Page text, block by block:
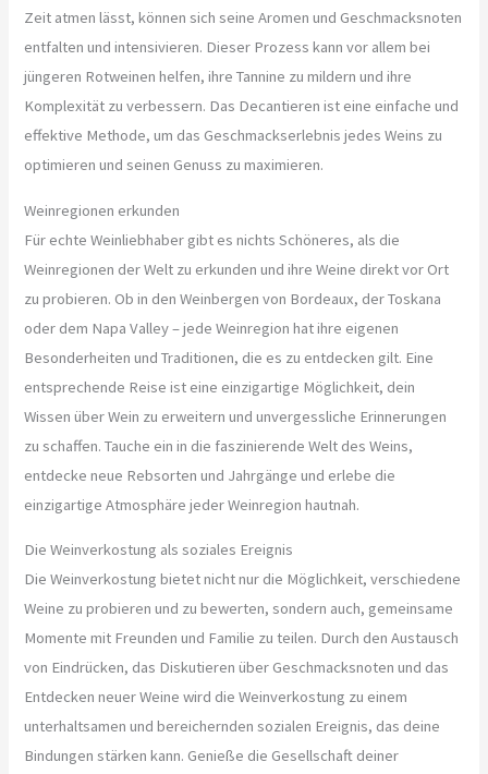
Zeit atmen lässt, können sich seine Aromen und Geschmacksnoten
entfalten und intensivieren. Dieser Prozess kann vor allem bei
jüngeren Rotweinen helfen, ihre Tannine zu mildern und ihre
Komplexität zu verbessern. Das Decantieren ist eine einfache und
effektive Methode, um das Geschmackserlebnis jedes Weins zu
optimieren und seinen Genuss zu maximieren.
Weinregionen erkunden
Für echte Weinliebhaber gibt es nichts Schöneres, als die
Weinregionen der Welt zu erkunden und ihre Weine direkt vor Ort
zu probieren. Ob in den Weinbergen von Bordeaux, der Toskana
oder dem Napa Valley – jede Weinregion hat ihre eigenen
Besonderheiten und Traditionen, die es zu entdecken gilt. Eine
entsprechende Reise ist eine einzigartige Möglichkeit, dein
Wissen über Wein zu erweitern und unvergessliche Erinnerungen
zu schaffen. Tauche ein in die faszinierende Welt des Weins,
entdecke neue Rebsorten und Jahrgänge und erlebe die
einzigartige Atmosphäre jeder Weinregion hautnah.
Die Weinverkostung als soziales Ereignis
Die Weinverkostung bietet nicht nur die Möglichkeit, verschiedene
Weine zu probieren und zu bewerten, sondern auch, gemeinsame
Momente mit Freunden und Familie zu teilen. Durch den Austausch
von Eindrücken, das Diskutieren über Geschmacksnoten und das
Entdecken neuer Weine wird die Weinverkostung zu einem
unterhaltsamen und bereichernden sozialen Ereignis, das deine
Bindungen stärken kann. Genieße die Gesellschaft deiner